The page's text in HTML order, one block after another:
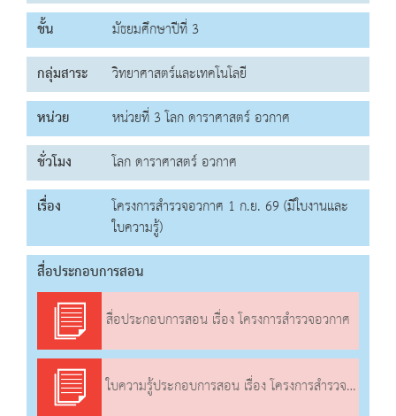
ชั้น
มัธยมศึกษาปีที่ 3
กลุ่มสาระ
วิทยาศาสตร์และเทคโนโลยี
หน่วย
หน่วยที่ 3 โลก ดาราศาสตร์ อวกาศ
ชั่วโมง
โลก ดาราศาสตร์ อวกาศ
เรื่อง
โครงการสำรวจอวกาศ 1 ก.ย. 69 (มีใบงานและ
ใบความรู้)
สื่อประกอบการสอน
สื่อประกอบการสอน เรื่อง โครงการสำรวจอวกาศ
ใบความรู้ประกอบการสอน เรื่อง โครงการสำรวจอวกาศ